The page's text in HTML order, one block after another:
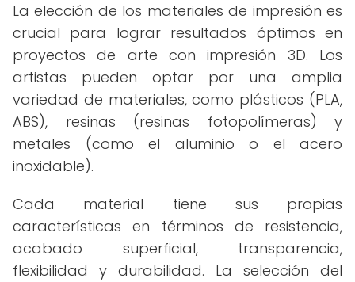
La elección de los materiales de impresión es
crucial para lograr resultados óptimos en
proyectos de arte con impresión 3D. Los
artistas pueden optar por una amplia
variedad de materiales, como plásticos (PLA,
ABS), resinas (resinas fotopolímeras) y
metales (como el aluminio o el acero
inoxidable).
Cada material tiene sus propias
características en términos de resistencia,
acabado superficial, transparencia,
flexibilidad y durabilidad. La selección del